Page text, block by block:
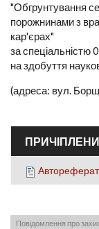
"Обгрунтування
порожнинами з
кар'єрах"
за спеціальністю
на здобуття
(адреса: вул.
Повідомлення про